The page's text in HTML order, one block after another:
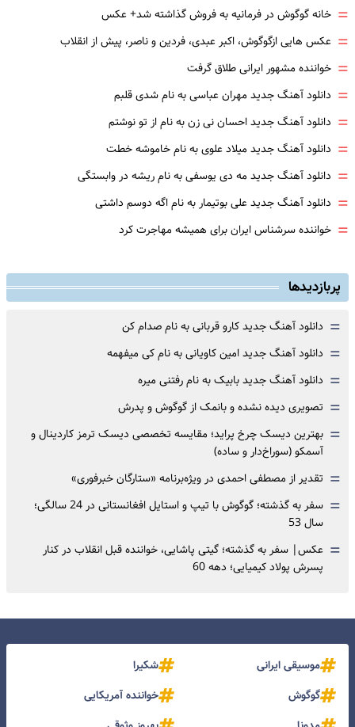
= خانه گوگوش در فرمانیه به فروش گذاشته شد+ عکس
= عکس هایی ازگوگوش، اکبر عبدی، فردین و ناصر، پیش از انقلاب
= خواننده مشهور ایرانی طلاق گرفت
= دانلود آهنگ جدید مهران عباسی به نام شدی قلبم
= دانلود آهنگ جدید احسان نی زن به نام از تو نوشتم
= دانلود آهنگ جدید میلاد علوی به نام خاموشه خطت
= دانلود آهنگ جدید مه دی یوسفی به نام ریشه در وابستگی
= دانلود آهنگ جدید علی بوتیمار به نام اگه دوسم داشتی
= خواننده سرشناس ایران برای همیشه مهاجرت کرد
پربازدیدها
= دانلود آهنگ جدید کارو قربانی به نام صدام کن
= دانلود آهنگ جدید امین کاویانی به نام کی میفهمه
= دانلود آهنگ جدید بابیک به نام رفتنی میره
= تصویری دیده نشده و بانمک از گوگوش و پدرش
= بهترین دیسک چرخ پراید؛ مقایسه تخصصی دیسک ترمز کاردینال و
آسمکو (سوراخ‌دار و ساده)
= تقدیر از مصطفی احمدی در ویژه‌برنامه «ستارگان خبرفوری»
=
سفر به گذشته؛ گوگوش با تیپ و استایل افغانستانی در 24 سالگی؛
سال 53
= عکس| سفر به گذشته؛ گیتی پاشایی، خواننده قبل انقلاب در کنار
پسرش پولاد کیمیایی؛ دهه 60
موسیقی ایرانی
شکیرا
گوگوش
خواننده آمریکایی